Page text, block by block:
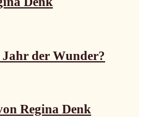
der Wunder?
Regina Denk